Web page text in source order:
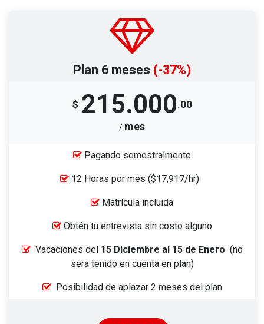
Plan 6 meses (-37%)
$ 215.000.00
/ mes
Pagando semestralmente
12 Horas por mes ($17,917/hr)
Matrícula incluida
Obtén tu entrevista sin costo alguno
Vacaciones del 15 Diciembre al 15 de Enero (no
será tenido en cuenta en plan)
Posibilidad de aplazar 2 meses del plan